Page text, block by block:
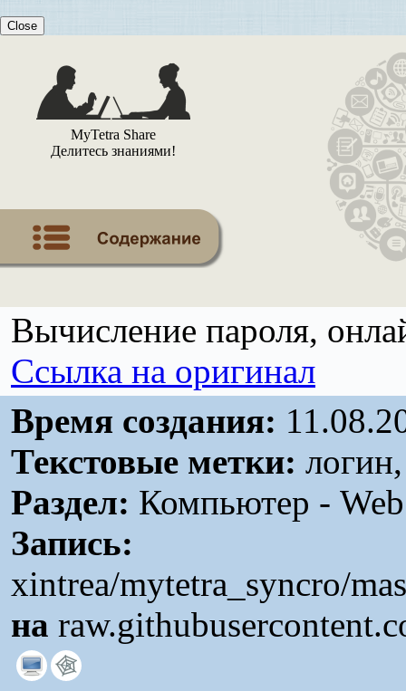
Close
MyTetra Share
Делитесь знаниями!
Вычисление пароля,
Ссылка на оригинал
Время создания:
Текстовые метки:
Раздел: Компьютер -
Запись:
xintrea/mytetra_syncro/
на